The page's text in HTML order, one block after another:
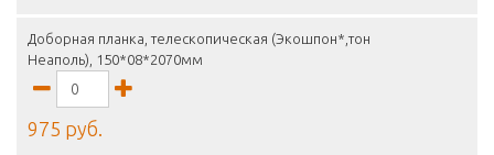
Доборная планка, телескопическая (Экошпон*,тон
Неаполь), 150*08*2070мм
975 руб.